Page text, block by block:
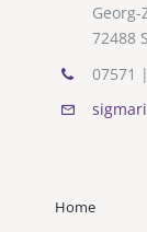
72488
07571
Home